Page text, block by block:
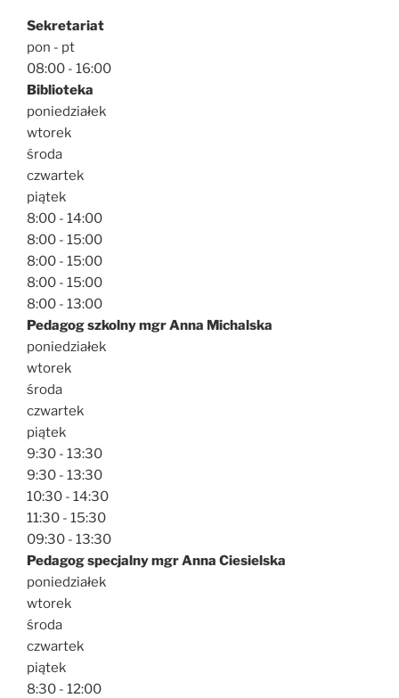
Sekretariat
pon - pt
08:00 - 16:00
Biblioteka
poniedziałek
wtorek
środa
czwartek
piątek
8:00 - 14:00
8:00 - 15:00
8:00 - 15:00
8:00 - 15:00
8:00 - 13:00
Pedagog szkolny mgr Anna Michalska
poniedziałek
wtorek
środa
czwartek
piątek
9:30 - 13:30
9:30 - 13:30
10:30 - 14:30
11:30 - 15:30
09:30 - 13:30
Pedagog specjalny mgr Anna Ciesielska
poniedziałek
wtorek
środa
czwartek
piątek
8:30 - 12:00